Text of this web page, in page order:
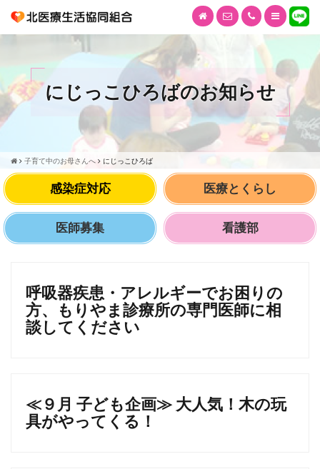
にじっこひろばのお知らせ
子育て中のお母さんへ にじっこひろば
感染症対応 医療とくらし
医師募集 看護部
呼吸器疾患・アレルギーでお困りの
方、もりやま診療所の専門医師に相
談してください
≪９月 子ども企画≫ 大人気！木の玩
具がやってくる！